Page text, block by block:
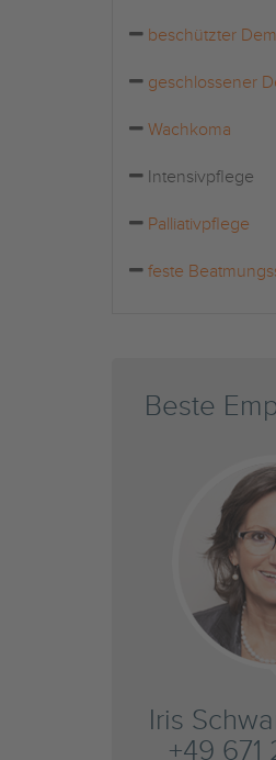
beschützter
geschlossener
Wachkoma
Intensivpflege
Palliativpflege
feste
Beste
Iris
+49 671